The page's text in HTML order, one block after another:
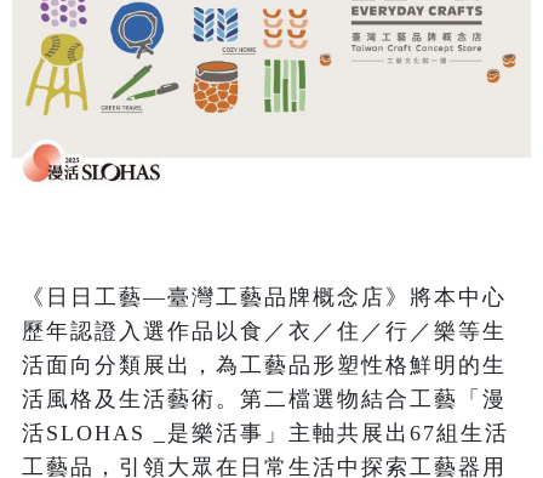
《日日工藝—臺灣工藝品牌概念店》將本中心
歷年認證入選作品以食／衣／住／行／樂等生
活面向分類展出，為工藝品形塑性格鮮明的生
活風格及生活藝術。第二檔選物結合工藝「漫
活SLOHAS _是樂活事」主軸共展出67組生活
工藝品，引領大眾在日常生活中探索工藝器用